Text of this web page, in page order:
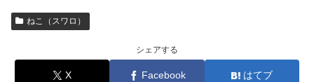
ねこ（スワロ）
シェアする
X Facebook はてブ